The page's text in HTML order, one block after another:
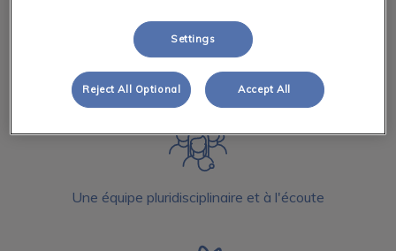
Une large gamme de services vétérinaires
Une équipe pluridisciplinaire et à l'écoute
Settings
Reject All Optional Accept All